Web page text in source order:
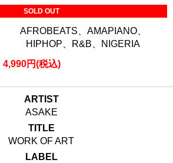
SOLD OUT
AFROBEATS、AMAPIANO、
HIPHOP、R&B、NIGERIA
4,990円(税込)
ARTIST
ASAKE
TITLE
WORK OF ART
LABEL